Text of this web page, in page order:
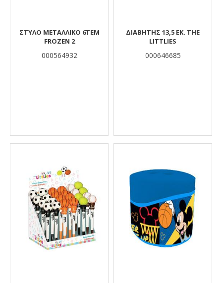
ΣΤΥΛΟ ΜΕΤΑΛΛΙΚΟ 6ΤΕΜ
FROZEN 2
000564932
ΔΙΑΒΉΤΗΣ 13,5 ΕΚ. THE
LITTLIES
000646685